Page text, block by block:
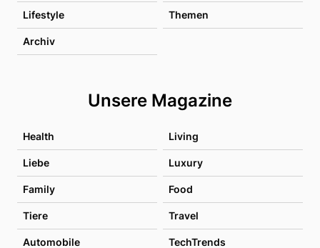
Lifestyle Themen
Archiv
Unsere Magazine
Health Living
Liebe Luxury
Family Food
Tiere Travel
Automobile TechTrends